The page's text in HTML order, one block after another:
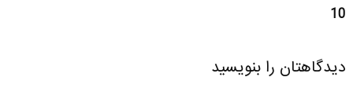
10
دیدگاهتان را بنویسید